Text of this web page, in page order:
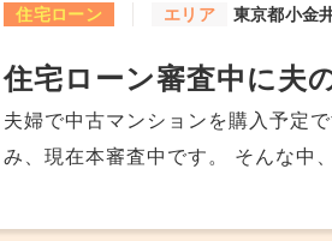
住宅ローン エリア 東京都小金
住宅ローン審査中に夫
夫婦で中古マンションを購入予定
み、現在本審査中です。 そんな中、夫の会社が来月別会社と合併することに
なりました。 雇用は継続されるそ
可能性があります。 夫は実質的には同じ会社だから問題ないと思うと言って